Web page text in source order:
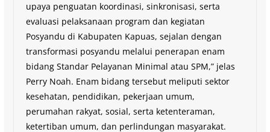
upaya penguatan koordinasi, sinkronisasi, serta
evaluasi pelaksanaan program dan kegiatan
Posyandu di Kabupaten Kapuas, sejalan dengan
transformasi posyandu melalui penerapan enam
bidang Standar Pelayanan Minimal atau SPM,” jelas
Perry Noah. Enam bidang tersebut meliputi sektor
kesehatan, pendidikan, pekerjaan umum,
perumahan rakyat, sosial, serta ketenteraman,
ketertiban umum, dan perlindungan masyarakat.